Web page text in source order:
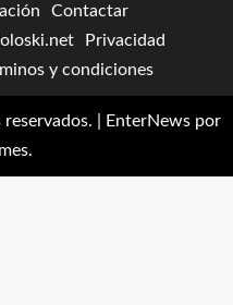
Contactar
Privacidad
y condiciones
EnterNews por